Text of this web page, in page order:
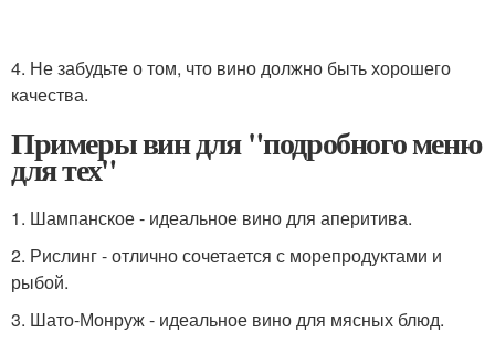
4. Не забудьте о том, что вино должно быть хорошего
качества.
Примеры вин для "подробного меню
для тех"
1. Шампанское - идеальное вино для аперитива.
2. Рислинг - отлично сочетается с морепродуктами и
рыбой.
3. Шато-Монруж - идеальное вино для мясных блюд.